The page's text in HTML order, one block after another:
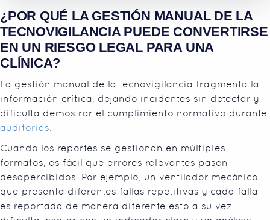
¿POR QUÉ LA GESTIÓN MANUAL DE LA
TECNOVIGILANCIA PUEDE CONVERTIRSE
EN UN RIESGO LEGAL PARA UNA
CLÍNICA?
La gestión manual de la tecnovigilancia fragmenta la
información crítica, dejando incidentes sin detectar y
dificulta demostrar el cumplimiento normativo durante
auditorías
Cuando los reportes se gestionan en múltiples
formatos, es fácil que errores relevantes pasen
desapercibidos. Por ejemplo, un ventilador mecánico
que presenta diferentes fallas repetitivas y cada falla
es reportada de manera diferente esto a su vez